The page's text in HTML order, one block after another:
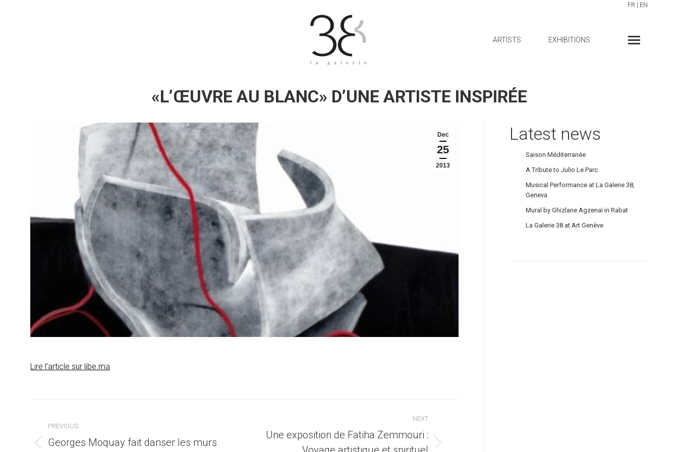
FR | EN
ARTISTS EXHIBITIONS
«L’ŒUVRE AU BLANC» D’UNE ARTISTE INSPIRÉE
Dec
25
2013
Lire l’article sur libe.ma
navigation
PREVIOUS
Previous
Georges Moquay fait danser les murs
NEXT
Une exposition de Fatiha Zemmouri :
Latest news
Saison Méditerranée
A Tribute to Julio Le Parc
Musical Performance at La Galerie 38,
Geneva
Mural by Ghizlane Agzenaï in Rabat
La Galerie 38 at Art Genève